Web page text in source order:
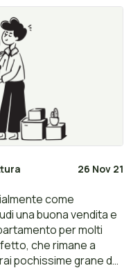
26 Nov 21
come
una buona vendita e
per molti
che rimane a
pochissime grane da